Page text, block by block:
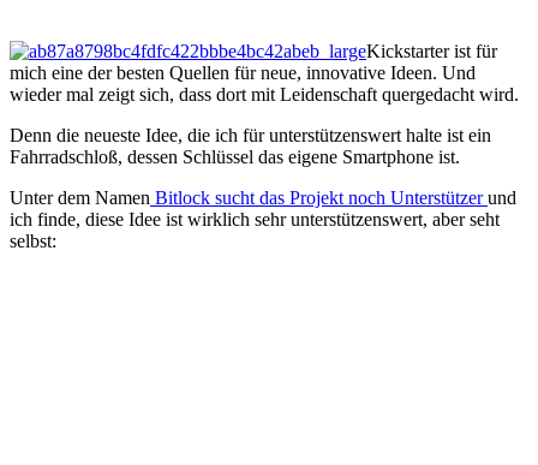
Kickstarter ist für
mich eine der besten Quellen für neue, innovative Ideen. Und
wieder mal zeigt sich, dass dort mit Leidenschaft quergedacht wird.
Denn die neueste Idee, die ich für unterstützenswert halte ist ein
Fahrradschloß, dessen Schlüssel das eigene Smartphone ist.
Unter dem Namen Bitlock sucht das Projekt noch Unterstützerund
ich finde, diese Idee ist wirklich sehr unterstützenswert, aber seht
selbst: